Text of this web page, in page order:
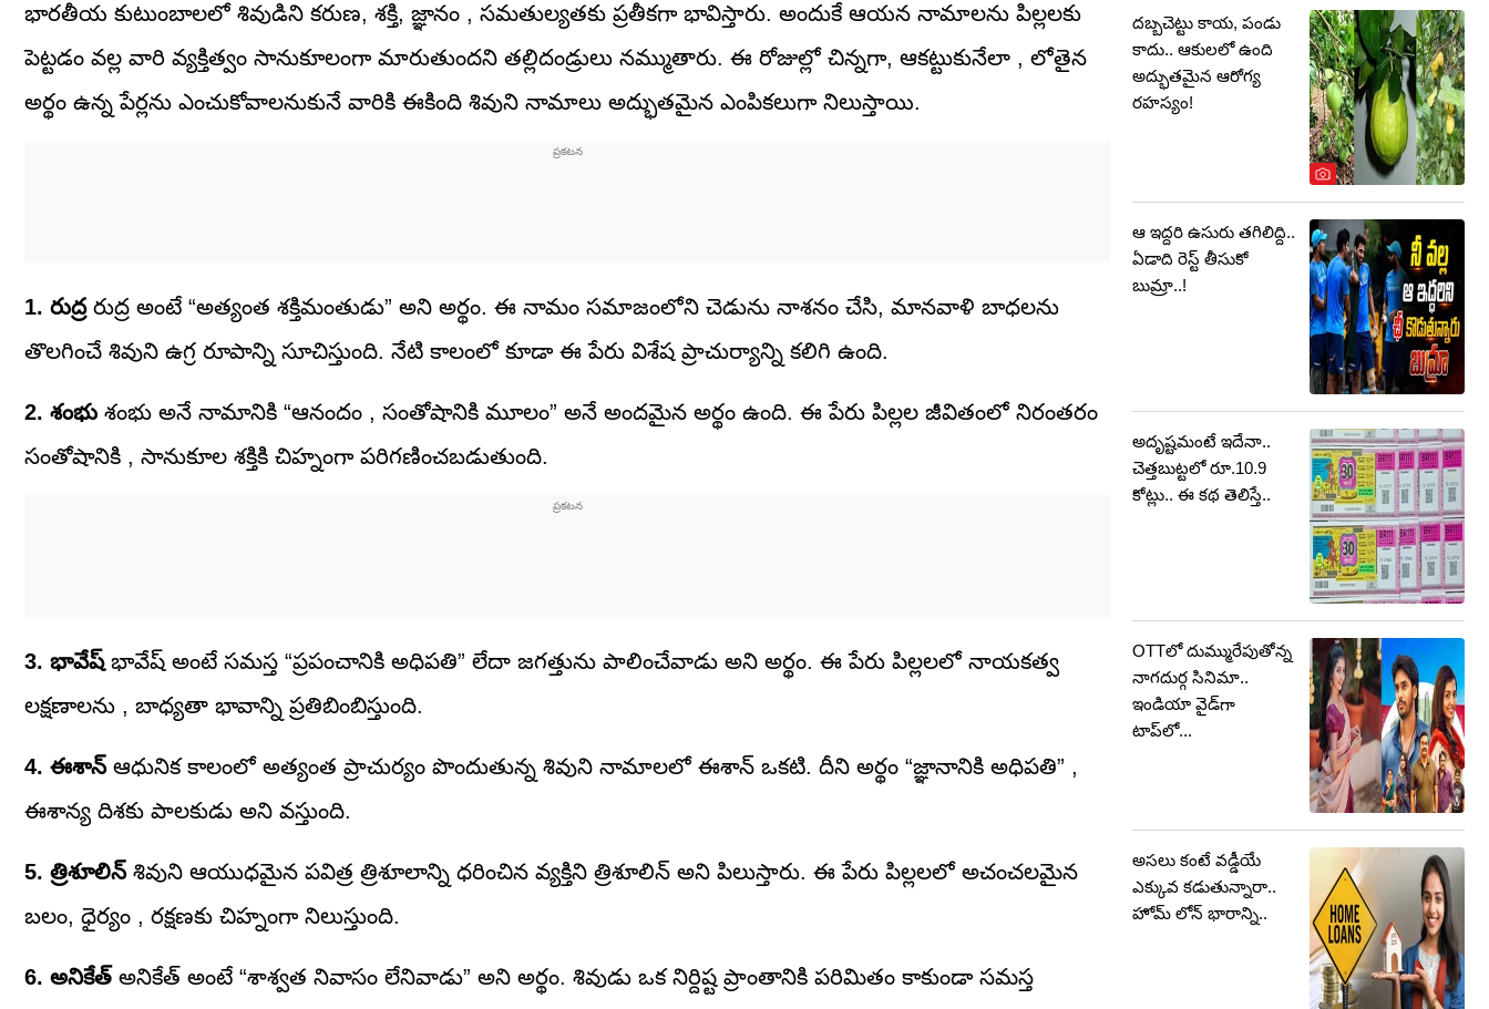
భారతీయ కుటుంబాలలో శివుడిని కరుణ, శక్తి, జ్ఞానం , సమతుల్యతకు ప్రతీకగా భావిస్తారు. అందుకే ఆయన నామాలను పిల్లలకు
పెట్టడం వల్ల వారి వ్యక్తిత్వం సానుకూలంగా మారుతుందని తల్లిదండ్రులు నమ్ముతారు. ఈ రోజుల్లో చిన్నగా, ఆకట్టుకునేలా , లోతైన
అర్థం ఉన్న పేర్లను ఎంచుకోవాలనుకునే వారికి ఈకింది శివుని నామాలు అద్భుతమైన ఎంపికలుగా నిలుస్తాయి.
1. రుద్రరుద్ర అంటే “అత్యంత శక్తిమంతుడు” అని అర్థం. ఈ నామం సమాజంలోని చెడును నాశనం చేసి, మానవాళి బాధలను
తొలగించే శివుని ఉగ్ర రూపాన్ని సూచిస్తుంది. నేటి కాలంలో కూడా ఈ పేరు విశేష ప్రాచుర్యాన్ని కలిగి ఉంది.
2. శంభు శంభు అనే నామానికి “ఆనందం , సంతోషానికి మూలం” అనే అందమైన అర్థం ఉంది. ఈ పేరు పిల్లల జీవితంలో నిరంతరం
సంతోషానికి , సానుకూల శక్తికి చిహ్నంగా పరిగణించబడుతుంది.
3. భావేష్భావేష్ అంటే సమస్త “ప్రపంచానికి అధిపతి” లేదా జగత్తును పాలించేవాడు అని అర్థం. ఈ పేరు పిల్లలలో నాయకత్వ
లక్షణాలను , బాధ్యతా భావాన్ని ప్రతిబింబిస్తుంది.
4. ఈశాన్ఆధునిక కాలంలో అత్యంత ప్రాచుర్యం పొందుతున్న శివుని నామాలలో ఈశాన్ ఒకటి. దీని అర్థం “జ్ఞానానికి అధిపతి” ,
ఈశాన్య దిశకు పాలకుడు అని వస్తుంది.
5. త్రిశూలిన్శివుని ఆయుధమైన పవిత్ర త్రిశూలాన్ని ధరించిన వ్యక్తిని త్రిశూలిన్ అని పిలుస్తారు. ఈ పేరు పిల్లలలో అచంచలమైన
బలం, ధైర్యం , రక్షణకు చిహ్నంగా నిలుస్తుంది.
6. అనికేత్ అనికేత్ అంటే “శాశ్వత నివాసం లేనివాడు” అని అర్థం. శివుడు ఒక నిర్దిష్ట ప్రాంతానికి పరిమితం కాకుండా సమస్త
దబ్బచెట్టు కాయ, పండు
కాదు.. ఆకులలో ఉంది
అద్భుతమైన ఆరోగ్య
రహస్యం!
ఆ ఇద్దరి ఉసురు తగిలిద్ది..
ఏడాది రెస్ట్ తీసుకో
బుమ్రా..!
అదృష్టమంటే ఇదేనా..
చెత్తబుట్టలో రూ.10.9
కోట్లు.. ఈ కథ తెలిస్తే..
OTTలో దుమ్మురేపుతోన్న
నాగదుర్గ సినిమా..
ఇండియా వైడ్‌గా
టాప్‌లో...
అసలు కంటే వడ్డీయే
ఎక్కువ కడుతున్నారా..
హోమ్ లోన్ భారాన్ని..